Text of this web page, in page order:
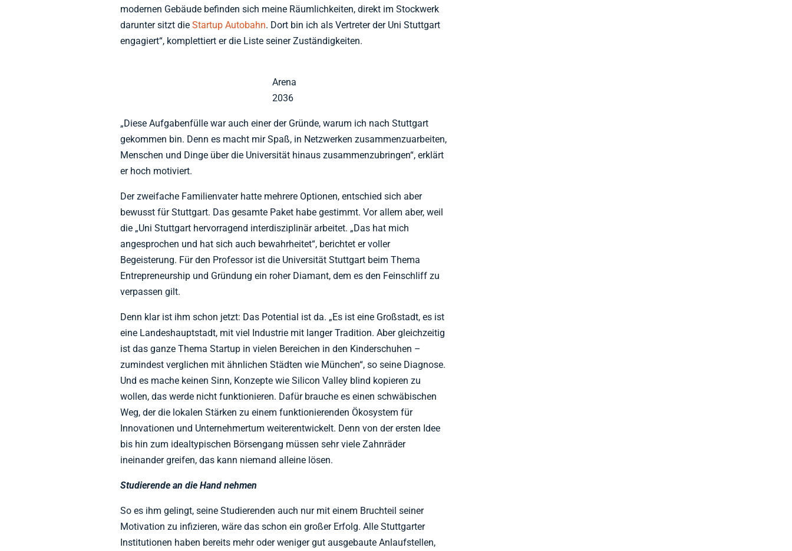
modernen Gebäude befinden sich meine Räumlichkeiten, direkt im Stockwerk
darunter sitzt dieStartup Autobahn. Dort bin ich als Vertreter der Uni Stuttgart
engagiert“, komplettiert er die Liste seiner Zuständigkeiten.
Arena
2036
„Diese Aufgabenfülle war auch einer der Gründe, warum ich nach Stuttgart
gekommen bin. Denn es macht mir Spaß, in Netzwerken zusammenzuarbeiten,
Menschen und Dinge über die Universität hinaus zusammenzubringen“, erklärt
er hoch motiviert.
Der zweifache Familienvater hatte mehrere Optionen, entschied sich aber
bewusst für Stuttgart. Das gesamte Paket habe gestimmt. Vor allem aber, weil
die „Uni Stuttgart hervorragend interdisziplinär arbeitet. „Das hat mich
angesprochen und hat sich auch bewahrheitet“, berichtet er voller
Begeisterung. Für den Professor ist die Universität Stuttgart beim Thema
Entrepreneurship und Gründung ein roher Diamant, dem es den Feinschliff zu
verpassen gilt.
Denn klar ist ihm schon jetzt: Das Potential ist da. „Es ist eine Großstadt, es ist
eine Landeshauptstadt, mit viel Industrie mit langer Tradition. Aber gleichzeitig
ist das ganze Thema Startup in vielen Bereichen in den Kinderschuhen –
zumindest verglichen mit ähnlichen Städten wie München“, so seine Diagnose.
Und es mache keinen Sinn, Konzepte wie Silicon Valley blind kopieren zu
wollen, das werde nicht funktionieren. Dafür brauche es einen schwäbischen
Weg, der die lokalen Stärken zu einem funktionierenden Ökosystem für
Innovationen und Unternehmertum weiterentwickelt. Denn von der ersten Idee
bis hin zum idealtypischen Börsengang müssen sehr viele Zahnräder
ineinander greifen, das kann niemand alleine lösen.
Studierende an die Hand nehmen
So es ihm gelingt, seine Studierenden auch nur mit einem Bruchteil seiner
Motivation zu infizieren, wäre das schon ein großer Erfolg. Alle Stuttgarter
Institutionen haben bereits mehr oder weniger gut ausgebaute Anlaufstellen,